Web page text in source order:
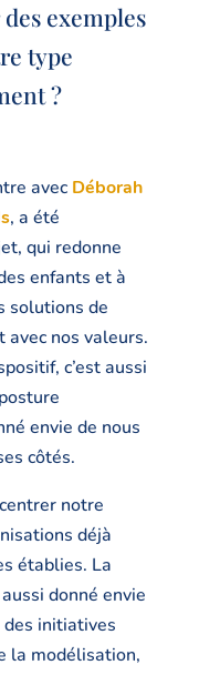
exemples
type
?
avec Déborah
, a été
qui redonne
enfants et à
solutions de
avec nos valeurs.
c’est aussi
envie de nous
côtés.
notre
déjà
établies. La
donné envie
des initiatives
la modélisation,